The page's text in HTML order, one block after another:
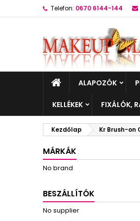
Telefon: 0670 6144-144
ALAPOZÓK
KELLÉKEK FIXÁLÓK,
Kezdőlap Kr Brush-on
MÁRKÁK
No brand
BESZÁLLÍTÓK
No supplier